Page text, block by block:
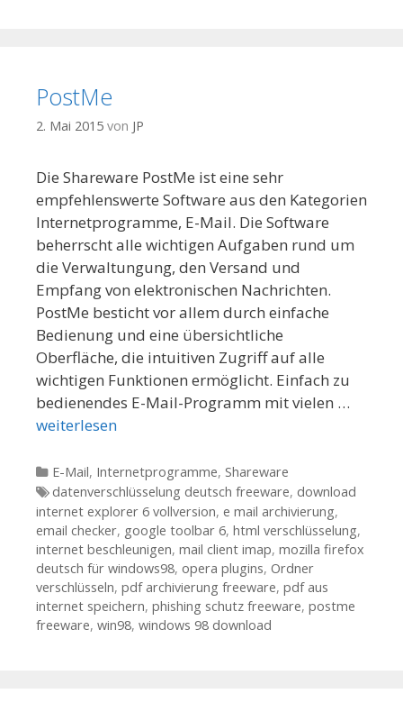
PostMe
2. Mai 2015 von JP
Die Shareware PostMe ist eine sehr
empfehlenswerte Software aus den Kategorien
Internetprogramme, E-Mail. Die Software
beherrscht alle wichtigen Aufgaben rund um
die Verwaltungung, den Versand und
Empfang von elektronischen Nachrichten.
PostMe besticht vor allem durch einfache
Bedienung und eine übersichtliche
Oberfläche, die intuitiven Zugriff auf alle
wichtigen Funktionen ermöglicht. Einfach zu
bedienendes E-Mail-Programm mit vielen …
weiterlesen
Kategorien
E-Mail, Internetprogramme, Shareware
Tags
datenverschlüsselung deutsch freeware, download
internet explorer 6 vollversion, e mail archivierung,
email checker, google toolbar 6, html verschlüsselung,
internet beschleunigen, mail client imap, mozilla firefox
deutsch für windows98, opera plugins, Ordner
verschlüsseln, pdf archivierung freeware, pdf aus
internet speichern, phishing schutz freeware, postme
freeware, win98, windows 98 download